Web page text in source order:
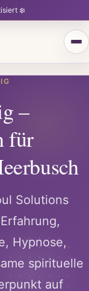
❄️
–
für
Solutions
Hypnose,
spirituelle
auf